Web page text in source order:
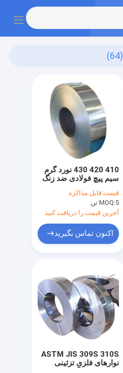
(64)
410 420 430 نورد گرم
سیم پیچ فولادی ضد زنگ
2 میلی متری
قیمت:قابل مذاکره
MOQ:5 تن
آخرین قیمت را دریافت کنید
اکنون تماس بگیرید
ASTM JIS 309S 310S
نوارهای فلزی تزئینی